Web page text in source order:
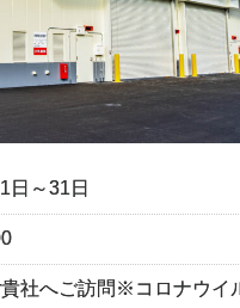
日～31日
社へご訪問※コロナウイ